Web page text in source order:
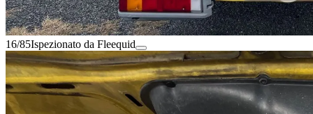
16/85Ispezionato da Fleequid